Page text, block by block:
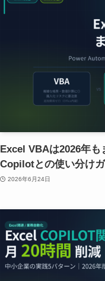
Excel VBAは2026年も
Copilotとの使い分け
2026年6月24日